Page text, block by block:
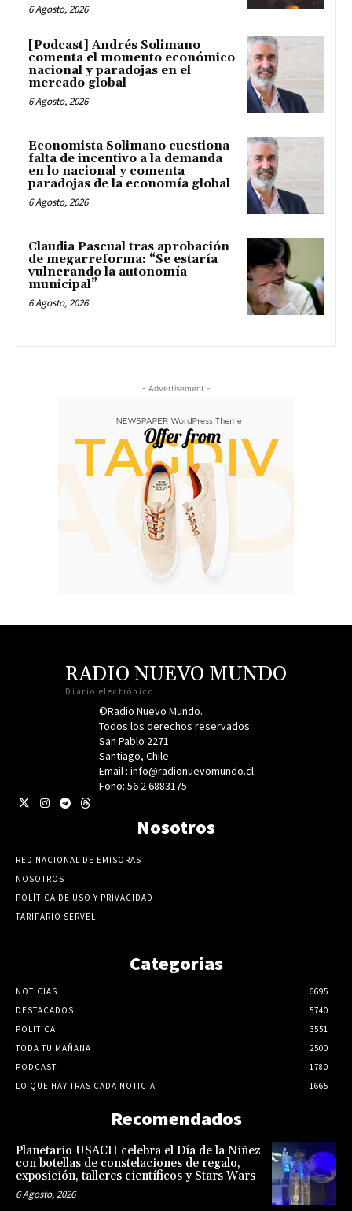
6 Agosto, 2026
[Podcast] Andrés Solimano
comenta el momento económico
nacional y paradojas en el
mercado global
6 Agosto, 2026
Economista Solimano cuestiona
falta de incentivo a la demanda
en lo nacional y comenta
paradojas de la economía global
6 Agosto, 2026
Claudia Pascual tras aprobación
de megarreforma: “Se estaría
vulnerando la autonomía
municipal”
6 Agosto, 2026
- Advertisement -
RADIO NUEVO MUNDO
Diario electrónico
©Radio Nuevo Mundo.
Todos los derechos reservados
San Pablo 2271.
Santiago, Chile
Email : info@radionuevomundo.cl
Fono: 56 2 6883175
Nosotros
RED NACIONAL DE EMISORAS
NOSOTROS
POLÍTICA DE USO Y PRIVACIDAD
TARIFARIO SERVEL
Categorias
NOTICIAS
6695
DESTACADOS
5740
POLITICA
3551
TODA TU MAÑANA
2500
PODCAST
1780
LO QUE HAY TRAS CADA NOTICIA
1665
Recomendados
Planetario USACH celebra el Día de la Niñez
con botellas de constelaciones de regalo,
exposición, talleres científicos y Stars Wars
6 Agosto, 2026